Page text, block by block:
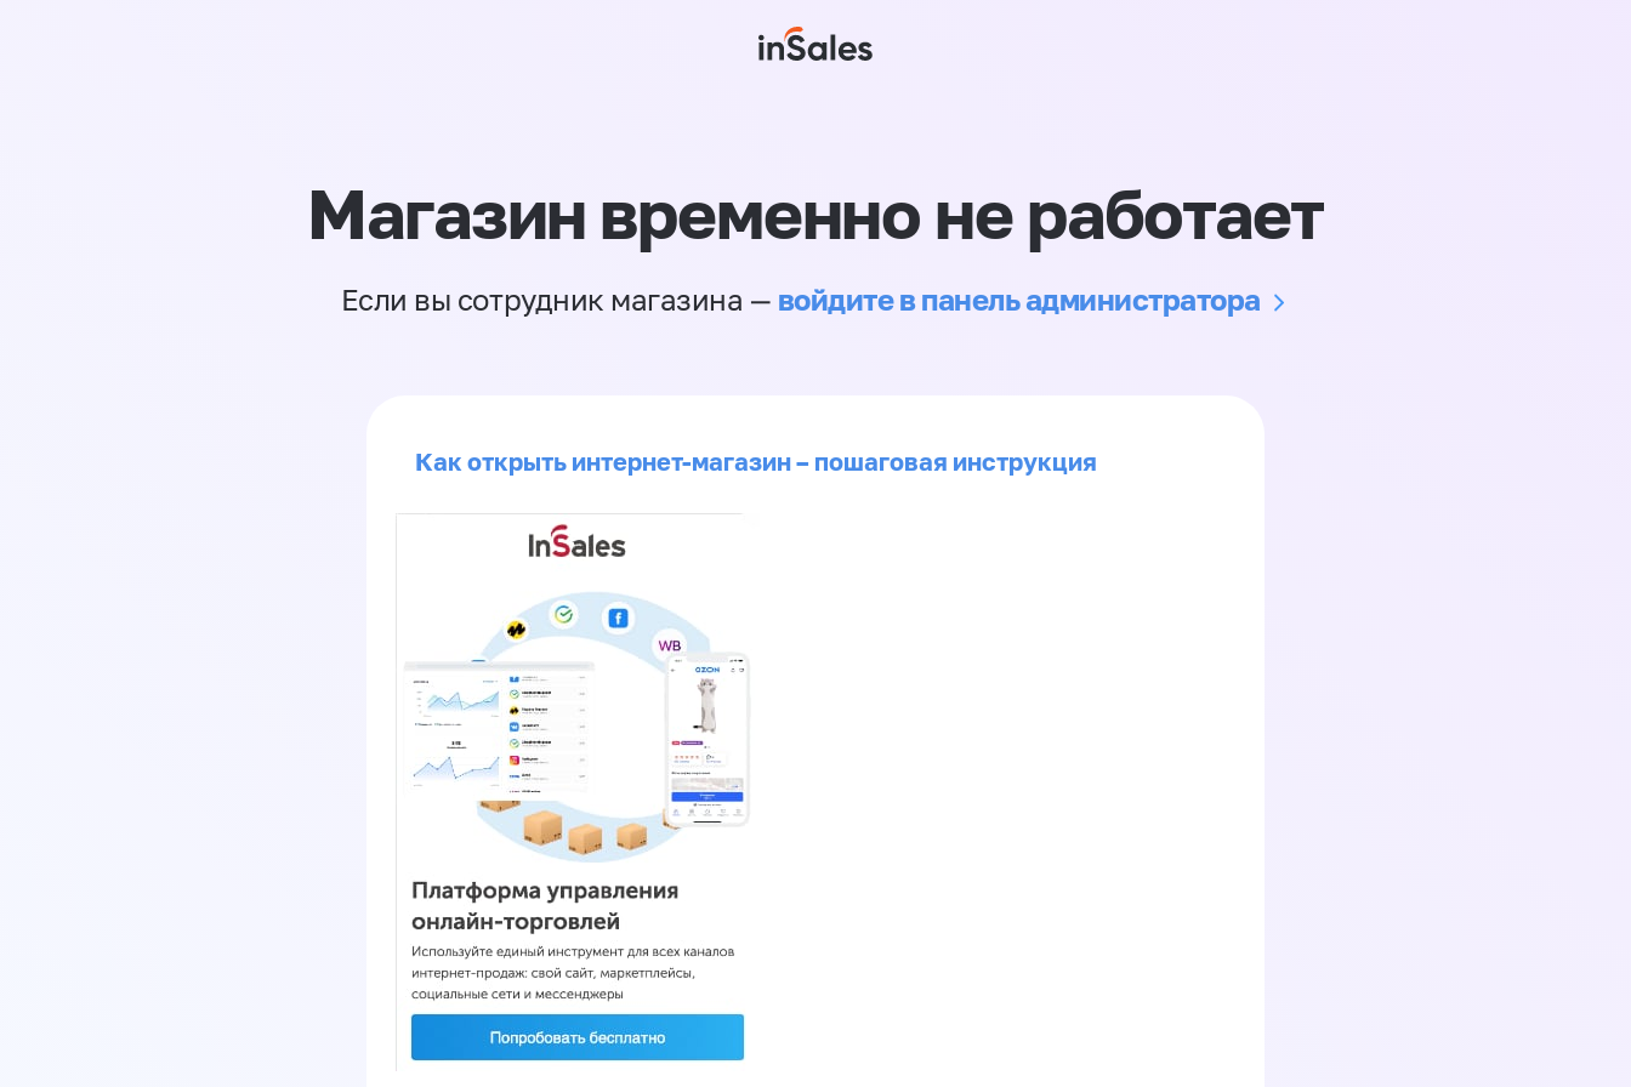
Магазин временно не работает
Если вы сотрудник магазина — войдите в панель администратора
Как открыть интернет-магазин – пошаговая инструкция